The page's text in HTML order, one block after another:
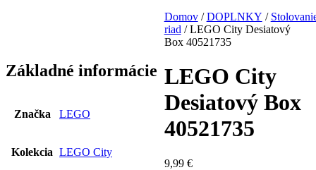
Domov/DOPLNKY /
riad / LEGO City Desiatový
Box 40521735
LEGO City
Desiatový Box
40521735
9,99 €
Základné informácie
Značka LEGO
Kolekcia LEGO City